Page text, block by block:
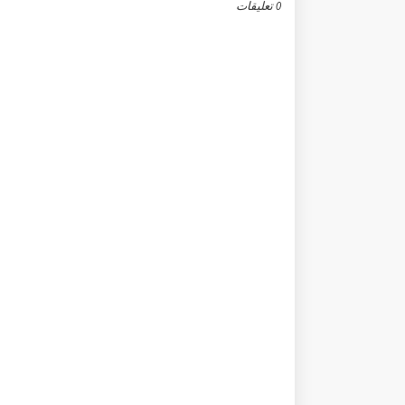
0 تعليقات